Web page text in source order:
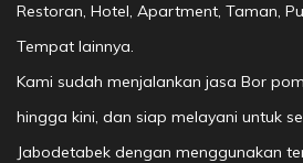
Restoran, Hotel, Apartment, Taman,
Tempat lainnya.
Kami sudah menjalankan jasa Bor
hingga kini, dan siap melayani untuk
Jabodetabek dengan menggunakan